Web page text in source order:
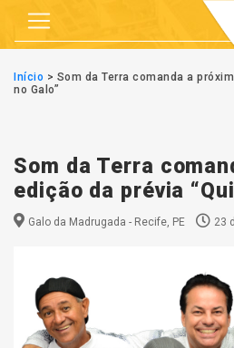
Início > Som da Terra comanda a
no Galo”
Som da Terra
edição da prévia
Galo da Madrugada - Recife, PE 23